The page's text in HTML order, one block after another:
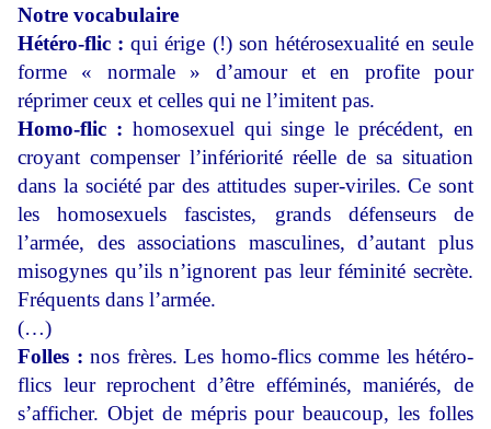
Notre vocabulaire
Hétéro-flic : qui érige (!) son hétérosexualité en seule
forme « normale » d’amour et en profite pour
réprimer ceux et celles qui ne l’imitent pas.
Homo-flic : homosexuel qui singe le précédent, en
croyant compenser l’infériorité réelle de sa situation
dans la société par des attitudes super-viriles. Ce sont
les homosexuels fascistes, grands défenseurs de
l’armée, des associations masculines, d’autant plus
misogynes qu’ils n’ignorent pas leur féminité secrète.
Fréquents dans l’armée.
(…)
Folles : nos frères. Les homo-flics comme les hétéro-
flics leur reprochent d’être efféminés, maniérés, de
s’afficher. Objet de mépris pour beaucoup, les folles